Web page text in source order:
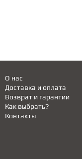
Доставка и оплата
Возврат и гарантии
Как выбрать?
О нас
Контакты